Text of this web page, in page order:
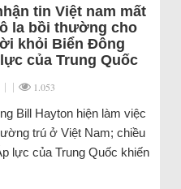
tin Việt nam mất
la bồi thường cho
khỏi Biển Đông
của Trung Quốc
| | 1.053
Bill Hayton hiện làm việc
trú ở Việt Nam; chiều
lực của Trung Quốc khiến